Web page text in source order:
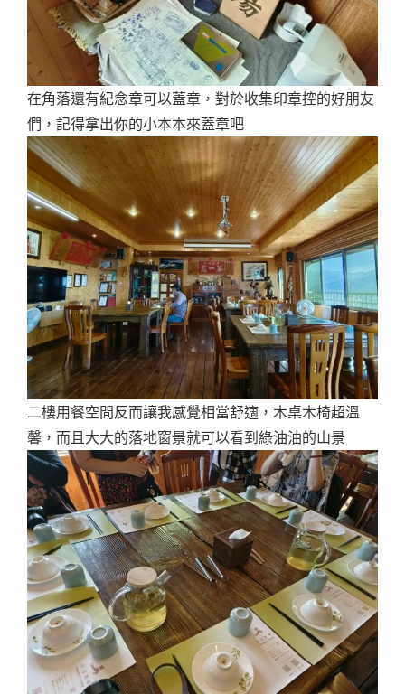
在角落還有紀念章可以蓋章，對於收集印章控的好朋友
們，記得拿出你的小本本來蓋章吧
二樓用餐空間反而讓我感覺相當舒適，木桌木椅超溫
馨，而且大大的落地窗景就可以看到綠油油的山景